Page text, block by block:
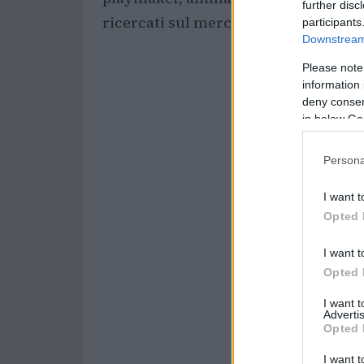
further
Please
information
deny
in below
I want
Opted
I want
Opted
I want
Opted
I want
ricercati sul mercato.